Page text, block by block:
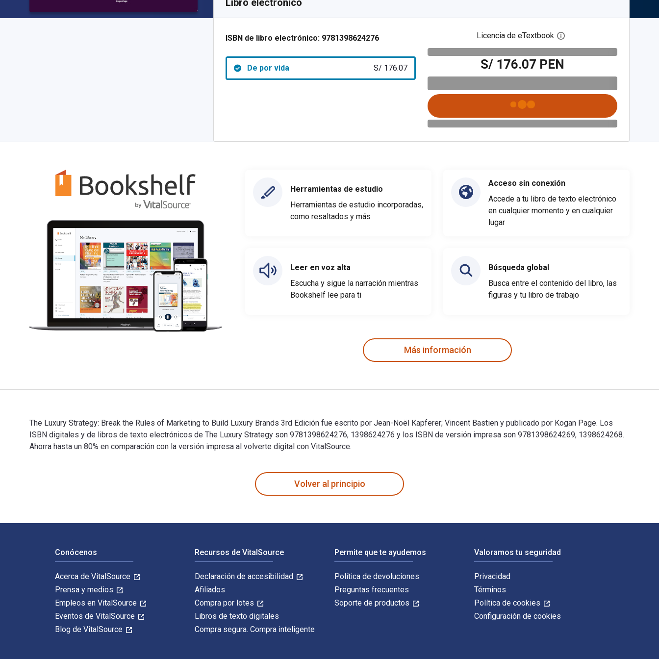
Libro electrónico
ISBN de libro electrónico: 9781398624276
De por vida S/ 176.07
Licencia de eTextbook Abre el cuadro de diálogo
S/ 176.07 PEN
Herramientas de estudio
Herramientas de estudio incorporadas,
como resaltados y más
Leer en voz alta
Escucha y sigue la narración mientras
Bookshelf lee para ti
Acceso sin conexión
Accede a tu libro de texto electrónico
en cualquier momento y en cualquier
lugar
Búsqueda global
Busca entre el contenido del libro, las
figuras y tu libro de trabajo
Más información
The Luxury Strategy: Break the Rules of Marketing to Build Luxury Brands 3rd Edición fue escrito por Jean-Noël Kapferer; Vincent Bastien y publicado por Kogan Page. Los
ISBN digitales y de libros de texto electrónicos de The Luxury Strategy son 9781398624276, 1398624276 y los ISBN de versión impresa son 9781398624269, 1398624268.
Ahorra hasta un 80% en comparación con la versión impresa al volverte digital con VitalSource.
Volver al principio
Conócenos
Acerca de VitalSource
Prensa y medios
Empleos en VitalSource
Eventos de VitalSource
Blog de VitalSource
Recursos de VitalSource
Declaración de accesibilidad
Afiliados
Compra por lotes
Libros de texto digitales
Compra segura. Compra inteligente
Permite que te ayudemos
Política de devoluciones
Preguntas frecuentes
Soporte de productos
Valoramos tu seguridad
Privacidad
Términos
Política de cookies
Configuración de cookies